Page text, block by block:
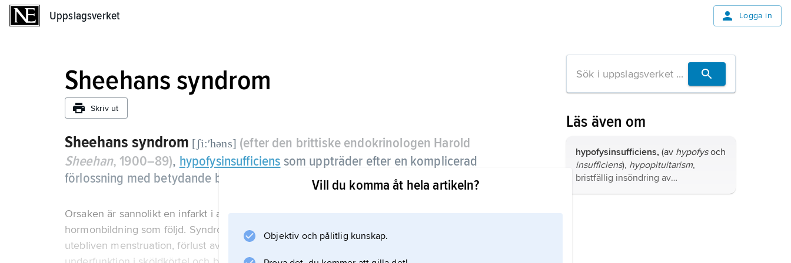
Uppslagsverket Logga in
Sheehans syndrom
Skriv ut
Sheehans syndrom [ʃi:ʹhəns] (efter den brittiske endokrinologen Harold
Sheehan, 1900–89), hypofysinsufficiens som uppträder efter en komplicerad
förlossning med betydande blodförluster.
Orsaken är sannolikt en infarkt i adenohypofysen (hypofysens framlob) med bristfällig
hormonbildning som följd. Syndromet karakteriseras av påtaglig trötthet, ingen mjölkbildning,
utebliven menstruation, förlust av köns- och armhålebehåring samt i svårare fall
Vill du komma åt hela artikeln?
Objektiv och pålitlig kunskap.
Läs även om
hypofysinsufficiens, (av hypofysoch
insufficiens), hypopituitarism,
bristfällig insöndring av
hypofyshormoner, ett tillstånd som i